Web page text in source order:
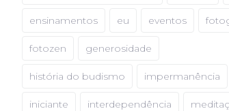
ensinamentos eu eventos
fotozen generosidade
história do budismo impermanência
iniciante interdependência